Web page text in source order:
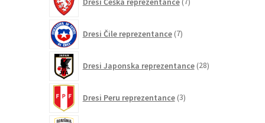
izdelkov
Dresi Čile reprezentance 7izdelkov
Dresi Japonska reprezentance 28izdelkov
Dresi Peru reprezentance 3izdelki